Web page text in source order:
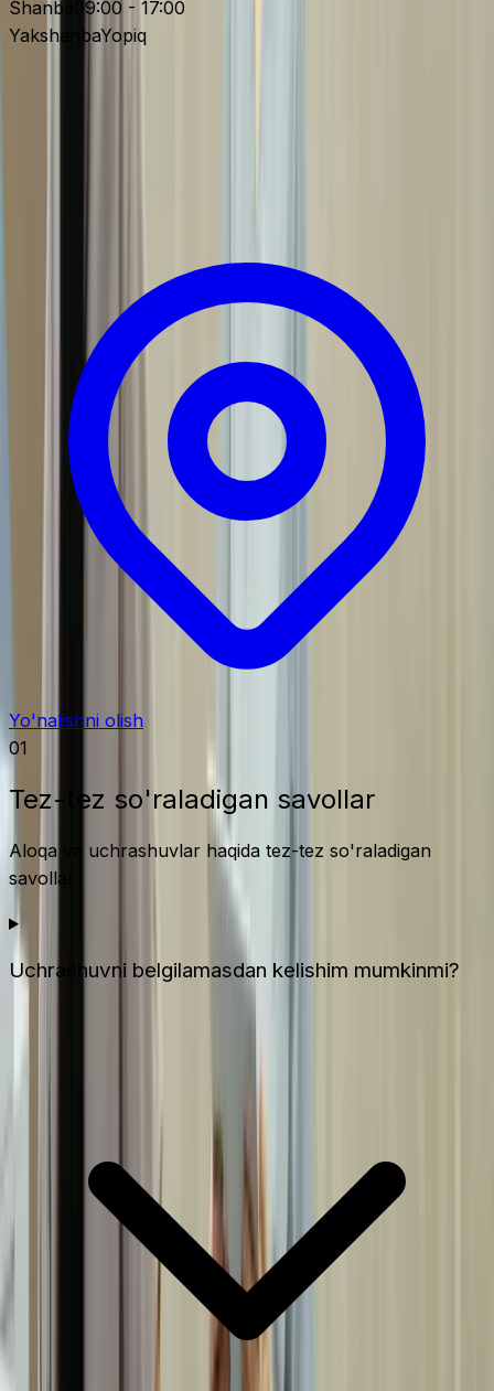
Shanba
09:00 - 17:00
YakshanbaYopiq
Yo'nalishni olish
01
Tez-tez so'raladigan savollar
Aloqa va uchrashuvlar haqida tez-tez so'raladigan
savollar
Uchrashuvni belgilamasdan kelishim mumkinmi?